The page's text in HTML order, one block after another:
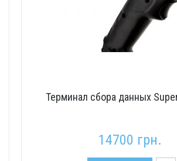
Терминал сбора данных
14700 грн.